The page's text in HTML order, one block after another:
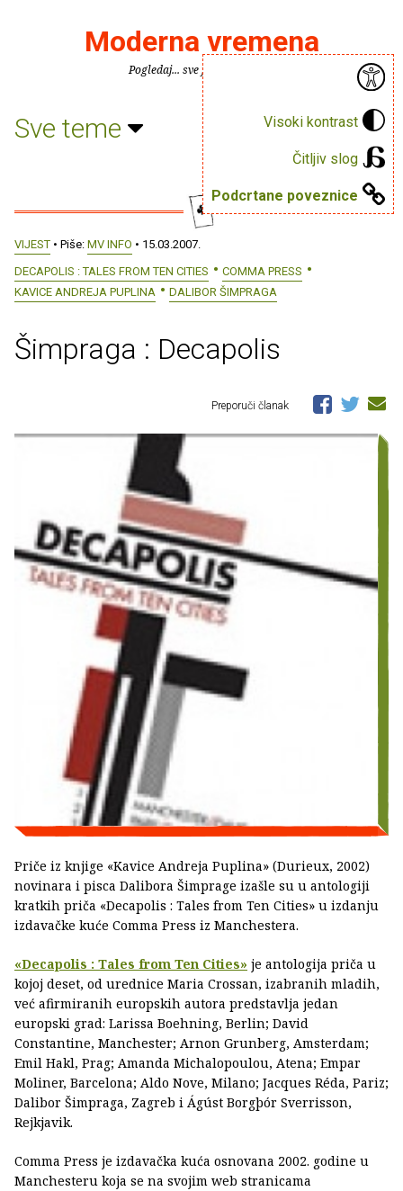
Visoki kontrast
Čitljiv slog
Podcrtane poveznice
Moderna vremena
Pogledaj... sve je puno knjiga.
Sve teme
VIJEST • Piše: MV INFO • 15.03.2007.
DECAPOLIS : TALES FROM TEN CITIES
COMMA PRESS
KAVICE ANDREJA PUPLINA
DALIBOR ŠIMPRAGA
Šimpraga : Decapolis
Preporuči članak
Priče iz knjige «Kavice Andreja Puplina» (Durieux, 2002)
novinara i pisca Dalibora Šimprage izašle su u antologiji
kratkih priča «Decapolis : Tales from Ten Cities» u izdanju
izdavačke kuće Comma Press iz Manchestera.
«Decapolis : Tales from Ten Cities» je antologija priča u
kojoj deset, od urednice Maria Crossan, izabranih mladih,
već afirmiranih europskih autora predstavlja jedan
europski grad: Larissa Boehning, Berlin; David
Constantine, Manchester; Arnon Grunberg, Amsterdam;
Emil Hakl, Prag; Amanda Michalopoulou, Atena; Empar
Moliner, Barcelona; Aldo Nove, Milano; Jacques Réda, Pariz;
Dalibor Šimpraga, Zagreb i Ágúst Borgþór Sverrisson,
Rejkjavik.
Comma Press je izdavačka kuća osnovana 2002. godine u
Manchesteru koja se na svojim web stranicama